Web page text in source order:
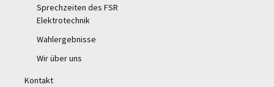
Sprechzeiten des FSR
Elektrotechnik
Wahlergebnisse
Wir über uns
Kontakt